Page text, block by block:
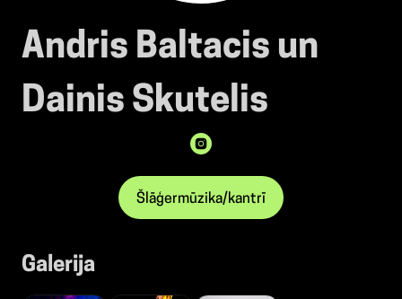
Andris Baltacis un
Dainis Skutelis
Šlāģermūzika/kantrī
Galerija